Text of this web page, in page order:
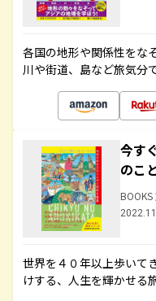
各国の地形や関係性をな
川や街道、島など旅気分
今す
のこ
世界を４０年以上歩いて
けする、人生を輝かせる